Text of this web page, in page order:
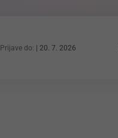
Prijave do: 20. 7. 2026